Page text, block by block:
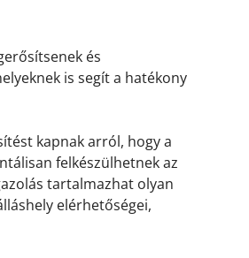
és
is segít a hatékony
kapnak arról, hogy a
felkészülhetnek az
tartalmazhat olyan
elérhetőségei,